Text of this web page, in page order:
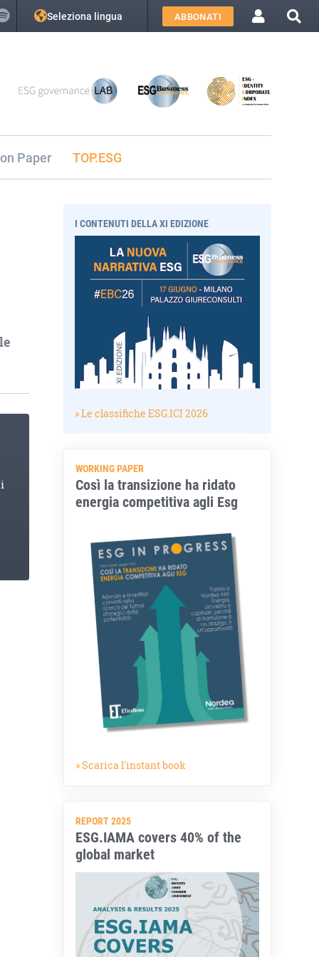
Seleziona lingua ABBONATI
Paper TOP.ESG
I CONTENUTI DELLA XI EDIZIONE
» Le classifiche ESG.ICI 2026
WORKING PAPER
Così la transizione ha ridato
energia competitiva agli Esg
» Scarica l'instant book
REPORT 2025
ESG.IAMA covers 40% of the
global market